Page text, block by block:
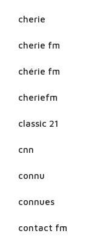
cherie
cherie fm
chérie fm
cheriefm
classic 21
cnn
connu
connues
contact fm